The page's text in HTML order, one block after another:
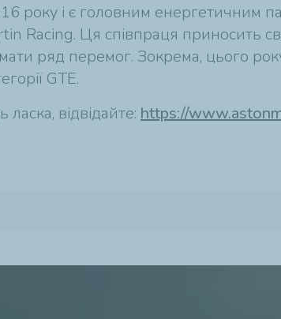
року і є головним енергетичним
Racing. Ця співпраця приносить
ряд перемог. Зокрема, цього
GTE.
відвідайте: https://